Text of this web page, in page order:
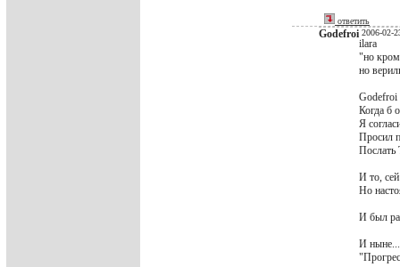
ответить
Godefroi 2006-02-
ilara
"но
но
Godefroi
Когда б
Я
Просил
Послать
И то,
Но
И был
И ныне...